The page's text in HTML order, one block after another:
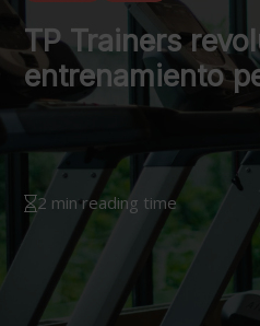
TP Trainers
entrenamiento
2 min reading time